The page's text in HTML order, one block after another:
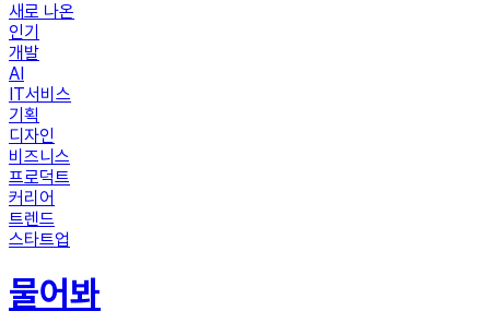
새로 나온
인기
개발
AI
IT서비스
기획
디자인
비즈니스
프로덕트
커리어
트렌드
스타트업
물어봐